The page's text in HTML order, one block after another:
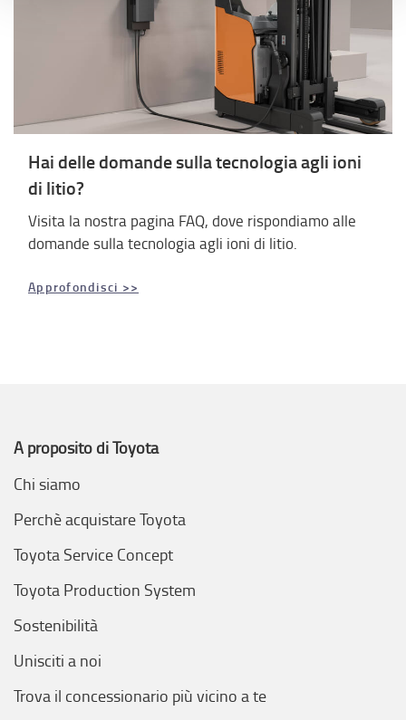
riportati. Puoi avere maggiori dettagli visionando
Informativa estesa cookie
. La chiusura del presente
banner comporterà il permanere dei soli cookie tecnici ed
analytics, per i quali non occorre il tuo consenso. Potrai
comunque modificare le tue scelte in qualsiasi momento,
accedendo al link presente nel footer.
Hai delle domande sulla tecnologia agli ioni
di litio?
Visita la nostra pagina FAQ, dove rispondiamo alle
domande sulla tecnologia agli ioni di litio.
Approfondisci >>
A proposito di Toyota
Chi siamo
Perchè acquistare Toyota
Toyota Service Concept
Toyota Production System
Sostenibilità
Unisciti a noi
Trova il concessionario più vicino a te